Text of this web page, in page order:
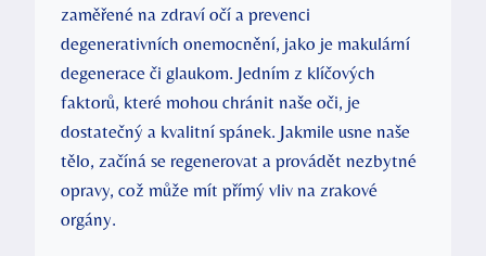
zaměřené na zdraví očí a prevenci
degenerativních onemocnění, jako je makulární
degenerace či glaukom. Jedním z klíčových
faktorů, které mohou chránit naše oči, je
dostatečný a kvalitní spánek. Jakmile usne naše
tělo, začíná se regenerovat a provádět nezbytné
opravy, což může mít přímý vliv na zrakové
orgány.